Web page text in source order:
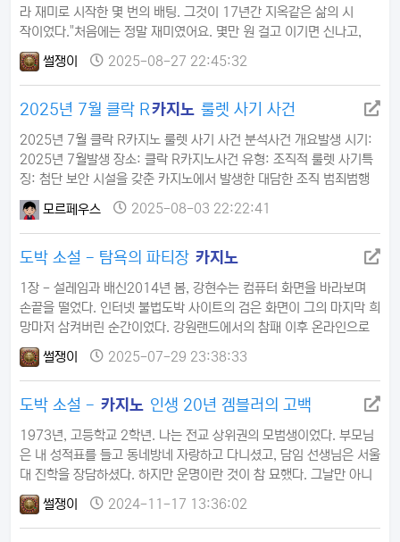
라 재미로 시작한 몇 번의 배팅. 그것이 17년간 지옥같은 삶의 시
작이었다."처음에는 정말 재미였어요. 몇만 원 걸고 이기면 신나고,
져도 '운이 없었네' 하고 넘어갔죠. 그런데 언제부터인가 그 맛에 빠
져들었어요. 모든 일상을 접고 카지노만 생각하게 됐죠."악순환의
늪도박 중독자의 전형적인 패턴이 시작됐다. 월급 200만원에 생활
비와 각종 비용으로 300만원이 필요한 상황. 부족한 100만원을
메우려고 200만원을 걸었다가 모든 것을 잃는다. 그러면 …
썰쟁이 2025-08-27 22:45:32
2025년 7월 클락 R카지노 룰렛 사기 사건
2025년 7월 클락 R카지노 룰렛 사기 사건 분석사건 개요발생 시기:
2025년 7월발생 장소: 클락 R카지노사건 유형: 조직적 룰렛 사기특
징: 첨단 보안 시설을 갖춘 카지노에서 발생한 대담한 조직 범죄범행
방법1. 범행 시간대 및 장소 선정시간: 새벽 3시~5시 (최소 인원 근무
시간대)장소: 스크린 룰렛 테이블이유: 직원들의 관심이 적고 감시가
소홀한 시간대 활용2. 범행 구조참여자플레이어 3명딜러 1명슈퍼바
이저 1명기타 직원들 (총 15명 연루)게임 방식스크린 룰렛: 딜러가 수
모르페우스 2025-08-03 22:22:41
도박 소설 - 탐욕의 파티장 카지노
1장 - 설레임과 배신2014년 봄, 강현수는 컴퓨터 화면을 바라보며
손끝을 떨었다. 인터넷 불법도박 사이트의 검은 화면이 그의 마지막 희
망마저 삼켜버린 순간이었다. 강원랜드에서의 참패 이후 온라인으로
도피했지만, 결과는 똑같았다. 빈 통장과 아내 수진의 차가운 시선만이
남았을 뿐이다."여보, 정말 끝이야. 이제 정말 손 떼자."수진의 목소리
에는 체념이 묻어있었다. 임신 3개월의 몸으로 남편의 도박 중독을 지
켜보는 것은 고통스러웠다. 현수도 고개를 끄덕였다. 더 이상 잃을 것
이 없었으니까."그래, 정말 끝…
썰쟁이 2025-07-29 23:38:33
도박 소설 - 카지노 인생 20년 겜블러의 고백
1973년, 고등학교 2학년. 나는 전교 상위권의 모범생이었다. 부모님
은 내 성적표를 들고 동네방네 자랑하고 다니셨고, 담임 선생님은 서울
대 진학을 장담하셨다. 하지만 운명이란 것이 참 묘했다. 그날만 아니
었더라면, 그 당구장에 발을 들이지 않았더라면..."형 계신가요?"아는
형을 찾아 들어선 동네 당구장. 형은 없었지만, 대신 또래 친구들이 초
록빛 당구대를 둘러싸고 있었다. 하얀 공이 부딪히는 소리, 점수를 외
썰쟁이 2024-11-17 13:36:02